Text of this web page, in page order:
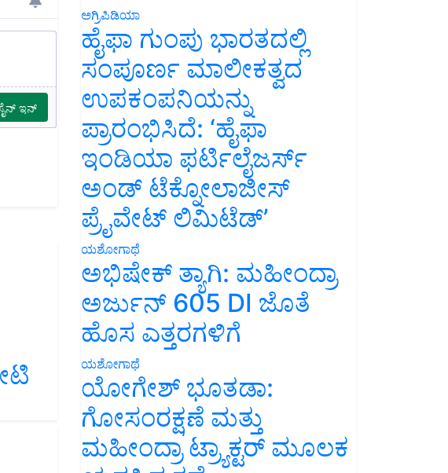
ಅಗ್ರಿಪಿಡಿಯಾ
ಹೈಫಾ ಗುಂಪು ಭಾರತದಲ್ಲಿ
ಸಂಪೂರ್ಣ ಮಾಲೀಕತ್ವದ
ಉಪಕಂಪನಿಯನ್ನು
ಪ್ರಾರಂಭಿಸಿದೆ: ‘ಹೈಫಾ
ಇಂಡಿಯಾ ಫರ್ಟಿಲೈಜರ್ಸ್
ಅಂಡ್ ಟೆಕ್ನೋಲಾಜೀಸ್
ಪ್ರೈವೇಟ್ ಲಿಮಿಟೆಡ್’
ಯಶೋಗಾಥೆ
ಅಭಿಷೇಕ್ ತ್ಯಾಗಿ: ಮಹೀಂದ್ರಾ
ಅರ್ಜುನ್ 605 DI ಜೊತೆ
ಹೊಸ ಎತ್ತರಗಳಿಗೆ
ಯಶೋಗಾಥೆ
ಯೋಗೇಶ್ ಭೂತಡಾ:
ಗೋಸಂರಕ್ಷಣೆ ಮತ್ತು
ಮಹೀಂದ್ರಾ ಟ್ರ್ಯಾಕ್ಟರ್ ಮೂಲಕ